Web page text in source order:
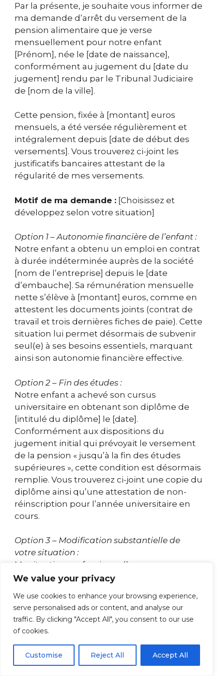
We value your privacy
We use cookies to enhance your browsing experience,
serve personalised ads or content, and analyse our
traffic. By clicking "Accept All", you consent to our use
of cookies.
Customise Reject All Accept All
Par la présente, je souhaite vous informer de
ma demande d’arrêt du versement de la
pension alimentaire que je verse
mensuellement pour notre enfant
[Prénom], née le [date de naissance],
conformément au jugement du [date du
jugement] rendu par le Tribunal Judiciaire
de [nom de la ville].
Cette pension, fixée à [montant] euros
mensuels, a été versée régulièrement et
intégralement depuis [date de début des
versements]. Vous trouverez ci-joint les
justificatifs bancaires attestant de la
régularité de mes versements.
Motif de ma demande : [Choisissez et
développez selon votre situation]
Option 1 – Autonomie financière de l’enfant :
Notre enfant a obtenu un emploi en contrat
à durée indéterminée auprès de la société
[nom de l’entreprise] depuis le [date
d’embauche]. Sa rémunération mensuelle
nette s’élève à [montant] euros, comme en
attestent les documents joints (contrat de
travail et trois dernières fiches de paie). Cette
situation lui permet désormais de subvenir
seul(e) à ses besoins essentiels, marquant
ainsi son autonomie financière effective.
Option 2 – Fin des études :
Notre enfant a achevé son cursus
universitaire en obtenant son diplôme de
[intitulé du diplôme] le [date].
Conformément aux dispositions du
jugement initial qui prévoyait le versement
de la pension « jusqu’à la fin des études
supérieures », cette condition est désormais
remplie. Vous trouverez ci-joint une copie du
diplôme ainsi qu’une attestation de non-
réinscription pour l’année universitaire en
cours.
Option 3 – Modification substantielle de
votre situation :
Ma situation professionnelle a connu un
changement significatif depuis le [date]
grave / invalidité]. Mes revenus mensuels
sont passés de [ancien montant] euros à
[nouveau montant] euros, réduisant
licenciement / arrêt maladie / attestation